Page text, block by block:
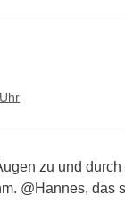
zu und
@Hannes, das